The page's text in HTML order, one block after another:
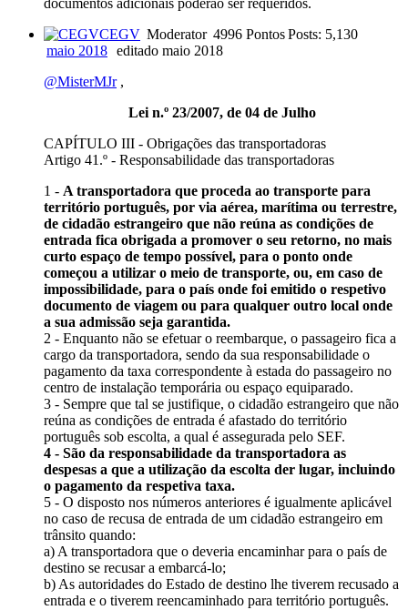
documentos adicionais poderão ser requeridos.
CEGV Moderator 4996 PontosPosts: 5,130
maio 2018 editado maio 2018
@MisterMJr,
Lei n.º 23/2007, de 04 de Julho
CAPÍTULO III - Obrigações das transportadoras
Artigo 41.º - Responsabilidade das transportadoras
1 - A transportadora que proceda ao transporte para
território português, por via aérea, marítima ou terrestre,
de cidadão estrangeiro que não reúna as condições de
entrada fica obrigada a promover o seu retorno, no mais
curto espaço de tempo possível, para o ponto onde
começou a utilizar o meio de transporte, ou, em caso de
impossibilidade, para o país onde foi emitido o respetivo
documento de viagem ou para qualquer outro local onde
a sua admissão seja garantida.
2 - Enquanto não se efetuar o reembarque, o passageiro fica a
cargo da transportadora, sendo da sua responsabilidade o
pagamento da taxa correspondente à estada do passageiro no
centro de instalação temporária ou espaço equiparado.
3 - Sempre que tal se justifique, o cidadão estrangeiro que não
reúna as condições de entrada é afastado do território
português sob escolta, a qual é assegurada pelo SEF.
4 - São da responsabilidade da transportadora as
despesas a que a utilização da escolta der lugar, incluindo
o pagamento da respetiva taxa.
5 - O disposto nos números anteriores é igualmente aplicável
no caso de recusa de entrada de um cidadão estrangeiro em
trânsito quando:
a) A transportadora que o deveria encaminhar para o país de
destino se recusar a embarcá-lo;
b) As autoridades do Estado de destino lhe tiverem recusado a
entrada e o tiverem reencaminhado para território português.